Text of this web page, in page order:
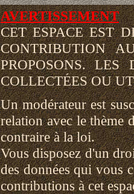
AVERTISSEMENT
CET ESPACE EST
CONTRIBUTION
PROPOSONS.
COLLECTÉES OU
Un modérateur est
relation avec le thème
contraire à la loi.
Vous disposez d'un
des données qui vous
contributions à cet